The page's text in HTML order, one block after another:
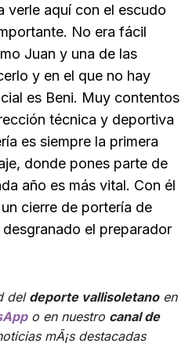
verle aquí con el escudo
No era fácil
Juan y una de las
y en el que no hay
es Beni. Muy contentos
técnica y deportiva
es siempre la primera
donde pones parte de
año es más vital. Con él
cierre de portería de
el preparador
del deporte vallisoletanoen
o en nuestro canal de
mÃ¡s destacadas